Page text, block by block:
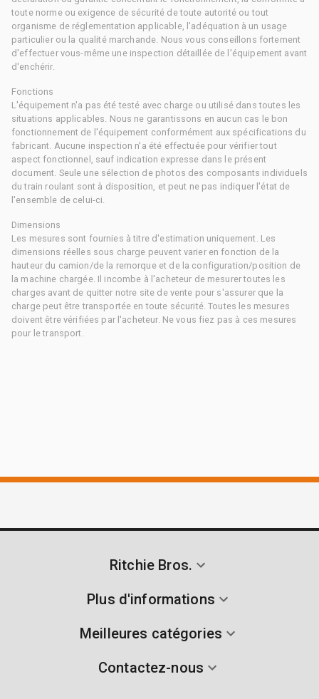
toute norme ou exigence de sécurité de toute autorité ou tout
organisme de réglementation applicable, l'adéquation à un usage
particulier ou la qualité marchande. Nous vous conseillons fortement
d'effectuer vous-même une inspection détaillée de l'équipement avant
d'enchérir.
Fonctions
L'équipement n'a pas été testé avec charge ou utilisé dans toutes les
situations applicables. Nous ne garantissons en aucun cas le bon
fonctionnement de l'équipement conformément aux spécifications du
fabricant. Aucune inspection n'a été effectuée pour vérifier tout
aspect fonctionnel, sauf indication expresse dans le présent
document. Seule une sélection de photos des composants individuels
du train roulant sont à disposition, et peut ne pas indiquer l'état de
l'ensemble de celui-ci.
Dimensions
Les mesures sont fournies à titre d'estimation uniquement. Les
dimensions réelles sous charge peuvent varier en fonction de la
hauteur du camion/de la remorque et de la configuration/position de
la machine chargée. Il incombe à l'acheteur de mesurer toutes les
charges avant de quitter notre site de vente pour s'assurer que la
charge peut être transportée en toute sécurité. Toutes les mesures
doivent être vérifiées par l'acheteur. Ne vous fiez pas à ces mesures
pour le transport.
Ritchie Bros.
Plus d'informations
Meilleures catégories
Contactez-nous